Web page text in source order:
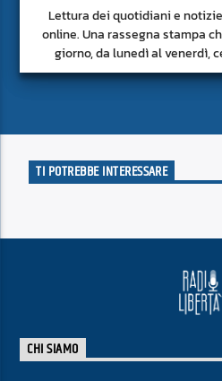
Lettura dei quotidiani e
online. Una rassegna stampa
giorno, da lunedì al venerdì,
approfondito delle notizie del
TI POTREBBE INTERESSARE
CHI SIAMO